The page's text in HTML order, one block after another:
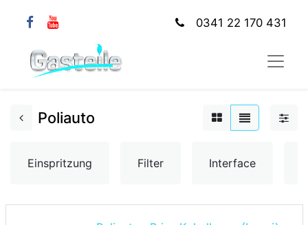
0341 22 170 431
Poliauto
Einspritzung Filter Interface